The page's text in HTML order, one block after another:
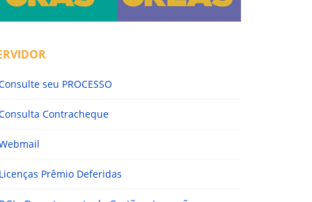
seu PROCESSO
Contracheque
Prêmio Deferidas